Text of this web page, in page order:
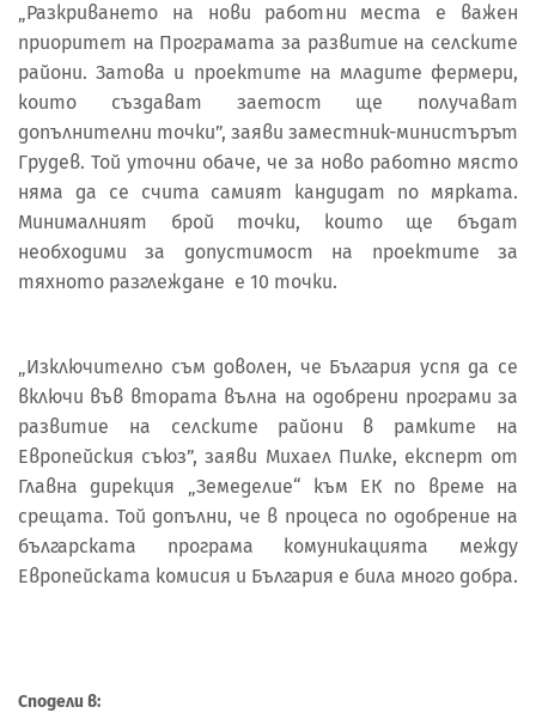
„Разкриването на нови работни места е важен
приоритет на Програмата за развитие на селските
райони. Затова и проектите на младите фермери,
които създават заетост ще получават
допълнителни точки”, заяви заместник-министърът
Грудев. Той уточни обаче, че за ново работно място
няма да се счита самият кандидат по мярката.
Минималният брой точки, които ще бъдат
необходими за допустимост на проектите за
тяхното разглеждане е 10 точки.
„Изключително съм доволен, че България успя да се
включи във втората вълна на одобрени програми за
развитие на селските райони в рамките на
Европейския съюз”, заяви Михаел Пилке, експерт от
Главна дирекция „Земеделие“ към ЕК по време на
срещата. Той допълни, че в процеса по одобрение на
българската програма комуникацията между
Европейската комисия и България е била много добра.
Сподели в: